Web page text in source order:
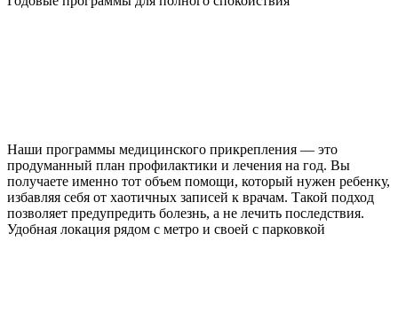
Наши программы медицинского прикрепления — это
продуманный план профилактики и лечения на год. Вы
получаете именно тот объем помощи, который нужен ребенку,
избавляя себя от хаотичных записей к врачам. Такой подход
позволяет предупредить болезнь, а не лечить последствия.
Удобная локация рядом с метро и своей с парковкой